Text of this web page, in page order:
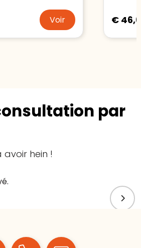
Voir €
par
avoir hein !